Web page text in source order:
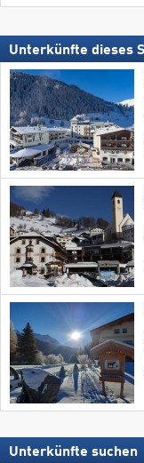
Unterkünfte dieses
Unterkünfte suchen